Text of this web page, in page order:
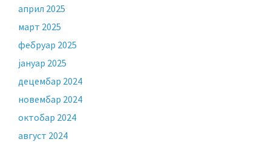
април 2025
март 2025
фебруар 2025
јануар 2025
децембар 2024
новембар 2024
октобар 2024
август 2024